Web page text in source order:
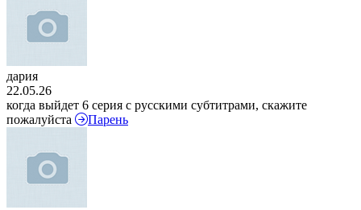
дария
22.05.26
когда выйдет 6 серия с русскими субтитрами, скажите
пожалуйста
Парень